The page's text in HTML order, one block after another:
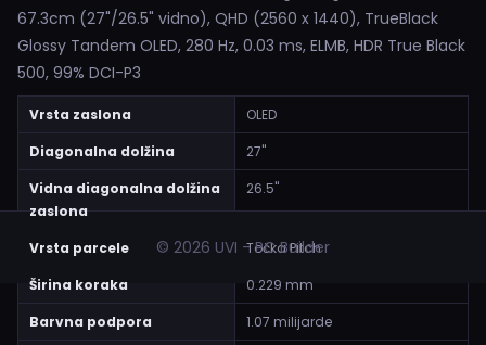
67.3cm (27"/26.5" vidno), QHD (2560 x 1440), TrueBlack
Glossy Tandem OLED, 280 Hz, 0.03 ms, ELMB, HDR True Black
500, 99% DCI-P3
Vrsta zaslona
OLED
Diagonalna dolžina
27"
Vidna diagonalna dolžina
zaslona
26.5"
Vrsta parcele
Točka Pitch
Širina koraka
0.229 mm
Barvna podpora
1.07 milijarde
© 2026 UVI - PC Builder